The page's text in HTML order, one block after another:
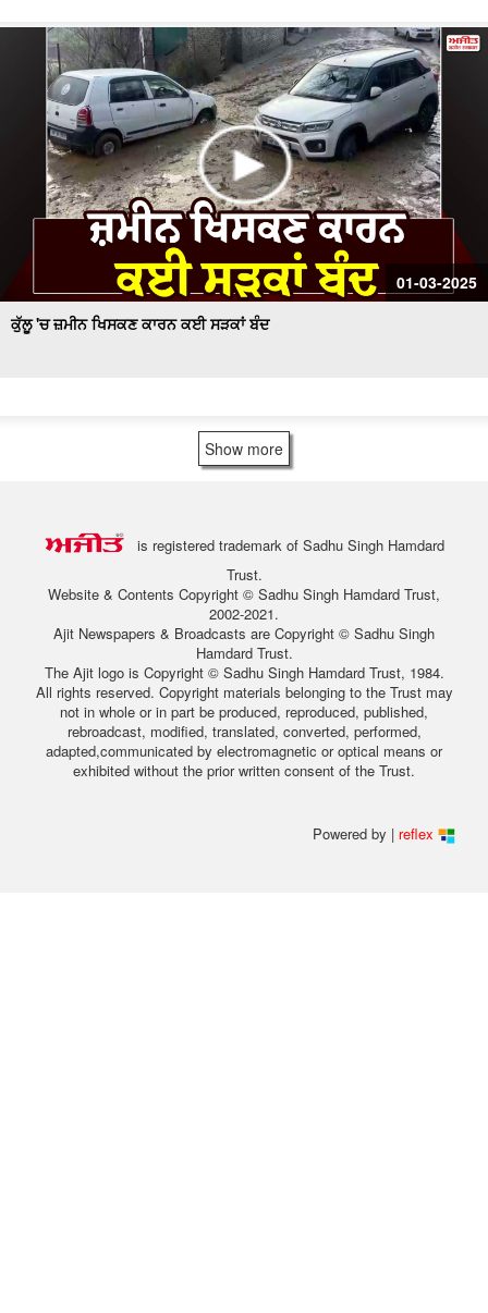
01-03-2025
ਕੁੱਲੂ 'ਚ ਜ਼ਮੀਨ ਖਿਸਕਣ ਕਾਰਨ ਕਈ ਸੜਕਾਂ ਬੰਦ
Show more
is registered trademark of Sadhu Singh Hamdard
Trust.
Website & Contents Copyright © Sadhu Singh Hamdard Trust,
2002-2021.
Ajit Newspapers & Broadcasts are Copyright © Sadhu Singh
Hamdard Trust.
The Ajit logo is Copyright © Sadhu Singh Hamdard Trust, 1984.
All rights reserved. Copyright materials belonging to the Trust may
not in whole or in part be produced, reproduced, published,
rebroadcast, modified, translated, converted, performed,
adapted,communicated by electromagnetic or optical means or
exhibited without the prior written consent of the Trust.
Powered by | reflex